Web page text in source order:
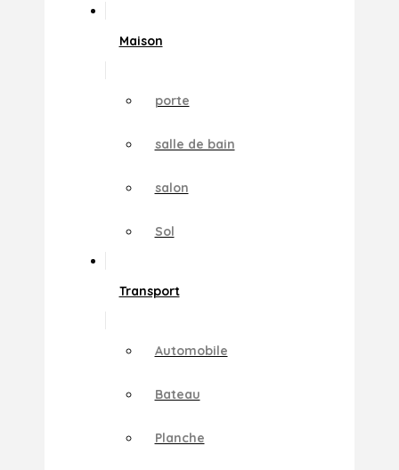
Maison
porte
salle de bain
salon
Sol
Transport
Automobile
Bateau
Planche